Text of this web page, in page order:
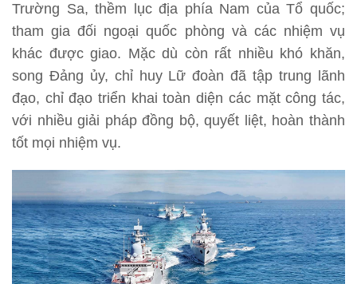
Trường Sa, thềm lục địa phía Nam của Tổ quốc;
tham gia đối ngoại quốc phòng và các nhiệm vụ
khác được giao. Mặc dù còn rất nhiều khó khăn,
song Đảng ủy, chỉ huy Lữ đoàn đã tập trung lãnh
đạo, chỉ đạo triển khai toàn diện các mặt công tác,
với nhiều giải pháp đồng bộ, quyết liệt, hoàn thành
tốt mọi nhiệm vụ.